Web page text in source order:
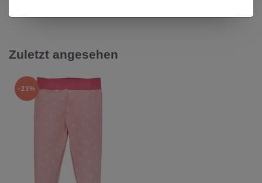
Zuletzt angesehen
-23%